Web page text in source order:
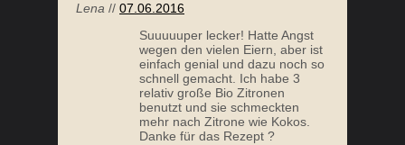
Lena // 07.06.2016
Suuuuuper lecker! Hatte Angst
wegen den vielen Eiern, aber ist
einfach genial und dazu noch so
schnell gemacht. Ich habe 3
relativ große Bio Zitronen
benutzt und sie schmeckten
mehr nach Zitrone wie Kokos.
Danke für das Rezept ?